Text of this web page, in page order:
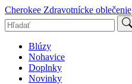
Cherokee Zdravotnícke oblečenie
Blúzy
Nohavice
Doplnky
Novinky